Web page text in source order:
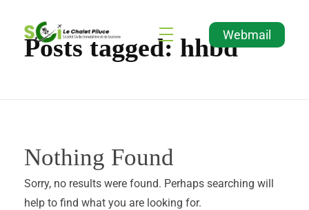
Agence Immobilière et de Tourisme
Immobilier, Tourisme, Vente & Achat
Webmail
Posts tagged: hhbd
Nothing Found
Sorry, no results were found. Perhaps searching will
help to find what you are looking for.